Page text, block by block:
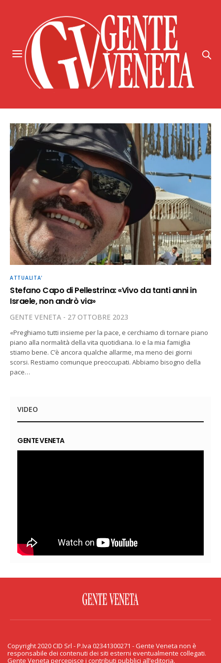
ATTUALITA'
Stefano Capo di Pellestrina: «Vivo da tanti anni in
Israele, non andrò via»
GENTE VENETA 27 OTTOBRE 2023
«Preghiamo tutti insieme per la pace, e cerchiamo di tornare piano
piano alla normalità della vita quotidiana. Io e la mia famiglia
stiamo bene. C’è ancora qualche allarme, ma meno dei giorni
scorsi. Restiamo comunque preoccupati. Abbiamo bisogno della
pace…
VIDEO
GENTE VENETA
PRIVACY & COOKIE
Copyright 2020 CID Srl - P.Iva 02341300271 - Gente Veneta non è
responsabile dei contenuti dei siti esterni eventualmente collegati.
Gente Veneta percepisce i contributi pubblici all’editoria.